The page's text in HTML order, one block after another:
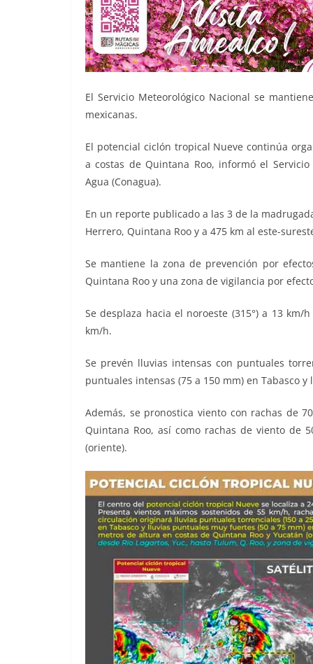
El Servicio Meteorológico Nacional se
mexicanas.
El potencial ciclón tropical Nueve continúa
a costas de Quintana Roo, informó el
Agua (Conagua).
En un reporte publicado a las 3 de la
Herrero, Quintana Roo y a 475 km al este-
Se mantiene la zona de prevención por
Quintana Roo y una zona de vigilancia por
Se desplaza hacia el noroeste (315°) a 13
km/h.
Se prevén lluvias intensas con puntuales
puntuales intensas (75 a 150 mm) en Tabasco
Además, se pronostica viento con rachas de
Quintana Roo, así como rachas de viento de
(oriente).